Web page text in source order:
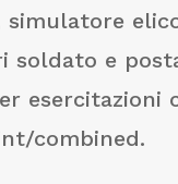
simulatore
soldato e
esercitazioni
combined.